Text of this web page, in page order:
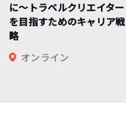
に〜トラベルクリエイター
を目指すためのキャリア戦
略
オンライン